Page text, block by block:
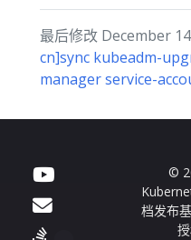
最后修改 December
cn]sync kubeadm-
manager service-
©
档发布